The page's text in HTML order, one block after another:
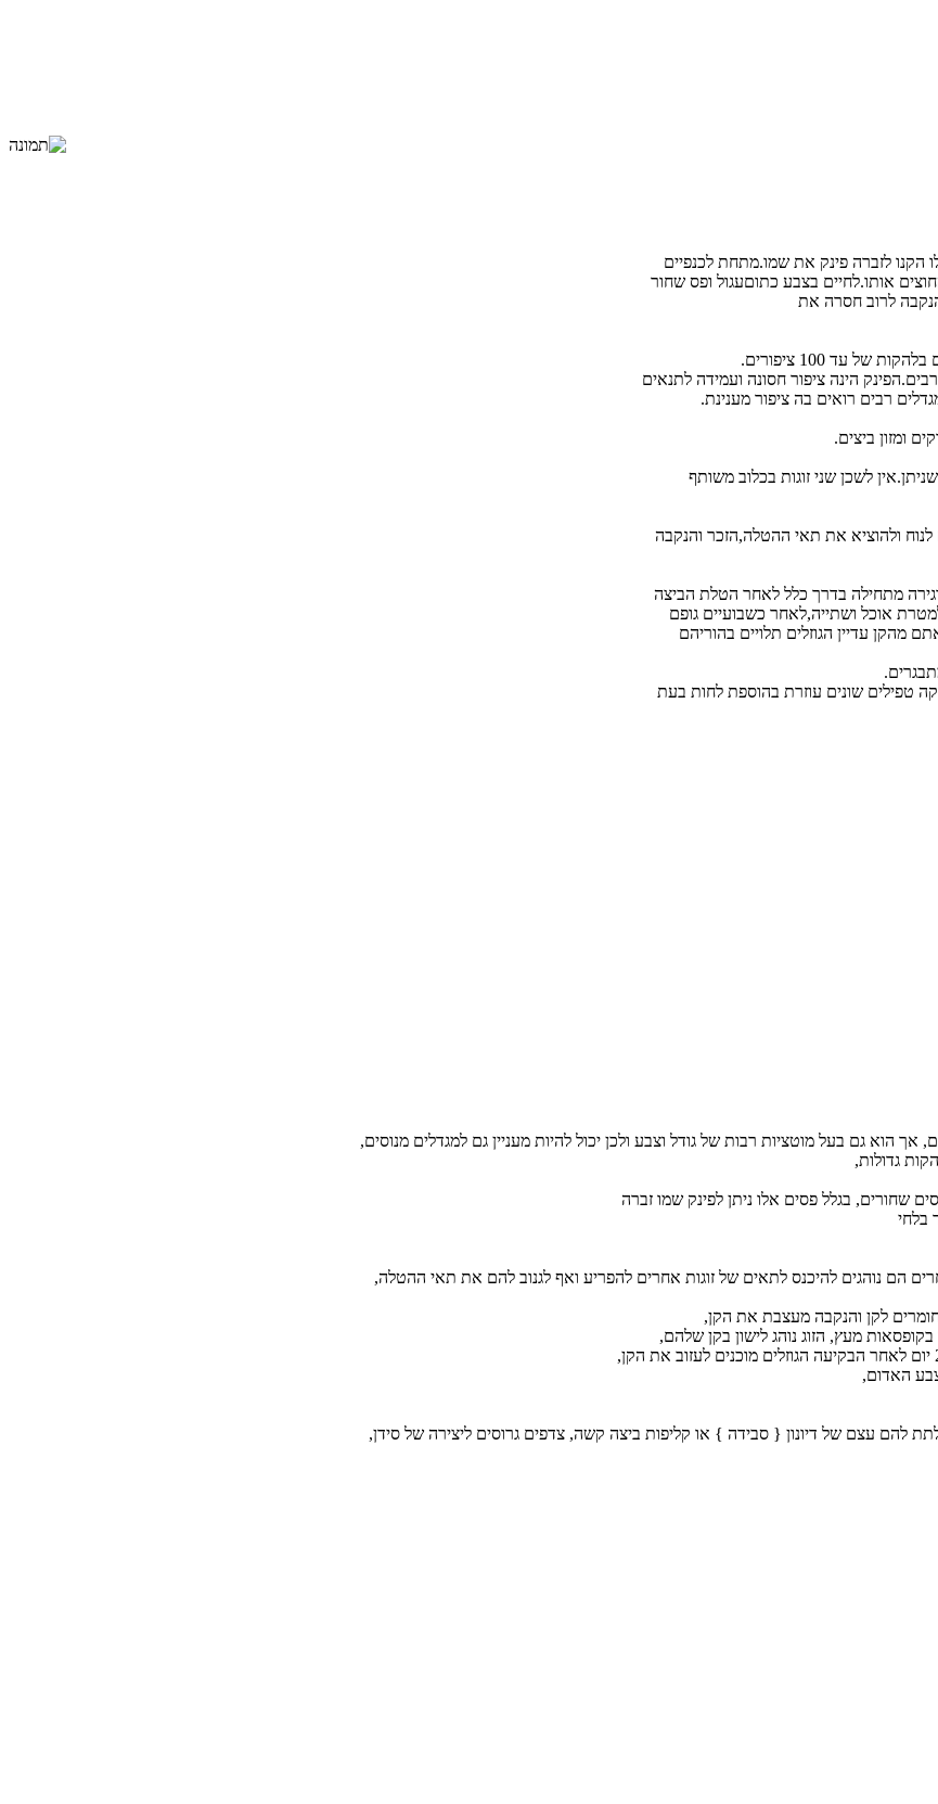
הקנו לזברה פינק את שמו.מתחת לכנפיים
אותו.לחיים בצבע כתוםעגול ופס שחור
לרוב חסרה את
עד 100 ציפורים.
הינה ציפור חסונה ועמידה לתנאים
רבים רואים בה ציפור מענינת.
ומזון ביצים.
לשכן שני זוגות בכלוב משותף
ולהוציא את תאי ההטלה,הזכר והנקבה
אוכל ושתייה,לאחר כשבועיים גופם
טפילים שונים עוזרת בהוספת לחות בעת
אך הוא גם בעל מוטציות רבות של גודל וצבע ולכן יכול להיות מעניין גם למגדלים מנוסים,
גדולות,
שחורים, בגלל פסים אלו ניתן לפינק שמו זברה
בלחי
הם נוהגים להיכנס לתאים של זוגות אחרים להפריע ואף לגנוב להם את תאי ההטלה,
לקן והנקבה מעצבת את הקן,
מעץ, הזוג נוהג לישון בקן שלהם,
האדום,
להם עצם של דיונון { סבידה } או קליפות ביצה קשה, צדפים גרוסים ליצירה של סידן,